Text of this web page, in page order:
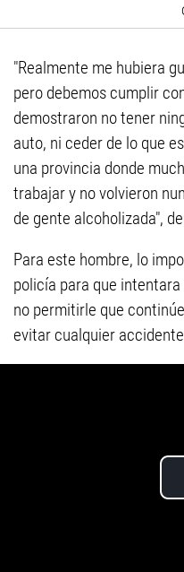
"Realmente me hubiera
pero debemos cumplir
demostraron no tener
auto, ni ceder de lo que
una provincia donde
trabajar y no volvieron
de gente alcoholizada",
Para este hombre, lo
policía para que
no permitirle que
evitar cualquier